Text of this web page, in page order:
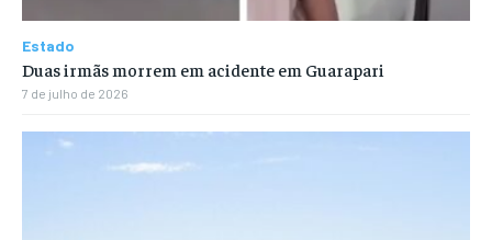
Estado
Duas irmãs morrem em acidente em Guarapari
7 de julho de 2026